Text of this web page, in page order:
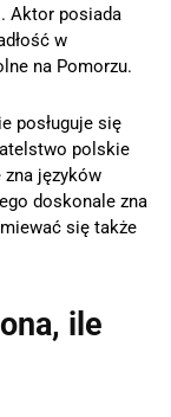
Aktor posiada
w
na Pomorzu.
posługuje się
polskie
zna języków
doskonale zna
się także
ile